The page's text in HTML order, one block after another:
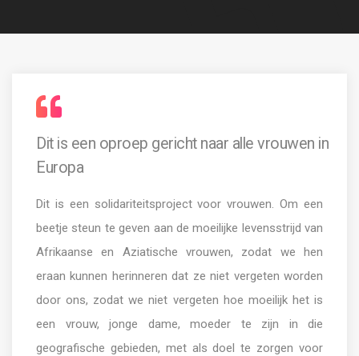
Dit is een oproep gericht naar alle vrouwen in
Europa
Dit is een solidariteitsproject voor vrouwen. Om een
beetje steun te geven aan de moeilijke levensstrijd van
Afrikaanse en Aziatische vrouwen, zodat we hen
eraan kunnen herinneren dat ze niet vergeten worden
door ons, zodat we niet vergeten hoe moeilijk het is
een vrouw, jonge dame, moeder te zijn in die
geografische gebieden, met als doel te zorgen voor